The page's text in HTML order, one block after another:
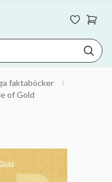
faktaböcker
of Gold